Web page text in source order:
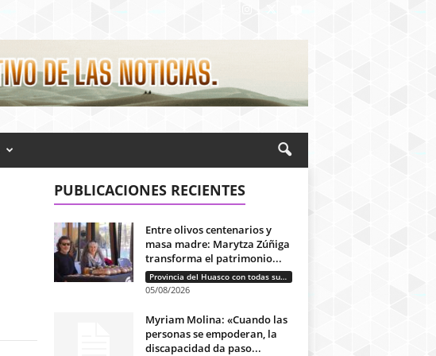
PUBLICACIONES RECIENTES
Entre olivos centenarios y
masa madre: Marytza Zúñiga
transforma el patrimonio...
Provincia del Huasco con todas sus letras: Historias que unen cultura, diversidad e identidad
05/08/2026
Myriam Molina: «Cuando las
personas se empoderan, la
discapacidad da paso...